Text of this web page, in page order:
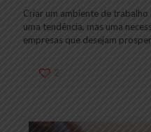
Criar um ambiente de trabalho
uma tendência, mas uma
empresas que desejam
2